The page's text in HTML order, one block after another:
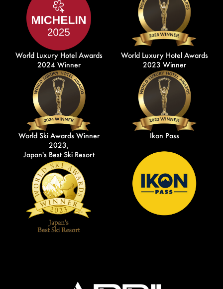
World Luxury Hotel Awards
2024 Winner
World Luxury Hotel Awards
2023 Winner
World Ski Awards Winner
2023,
Japan's Best Ski Resort
Ikon Pass